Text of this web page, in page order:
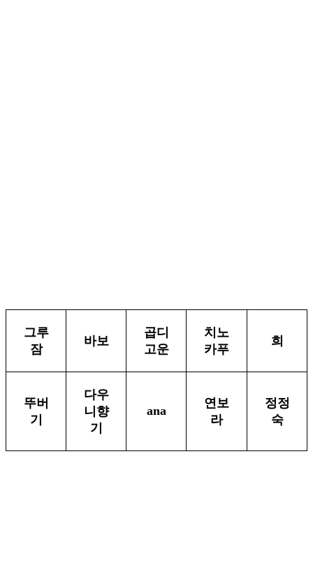
그루
잠
바보
곱디
고운
치노
카푸
희
뚜버
기
다우
니향
기
ana
연보
라
정정
숙